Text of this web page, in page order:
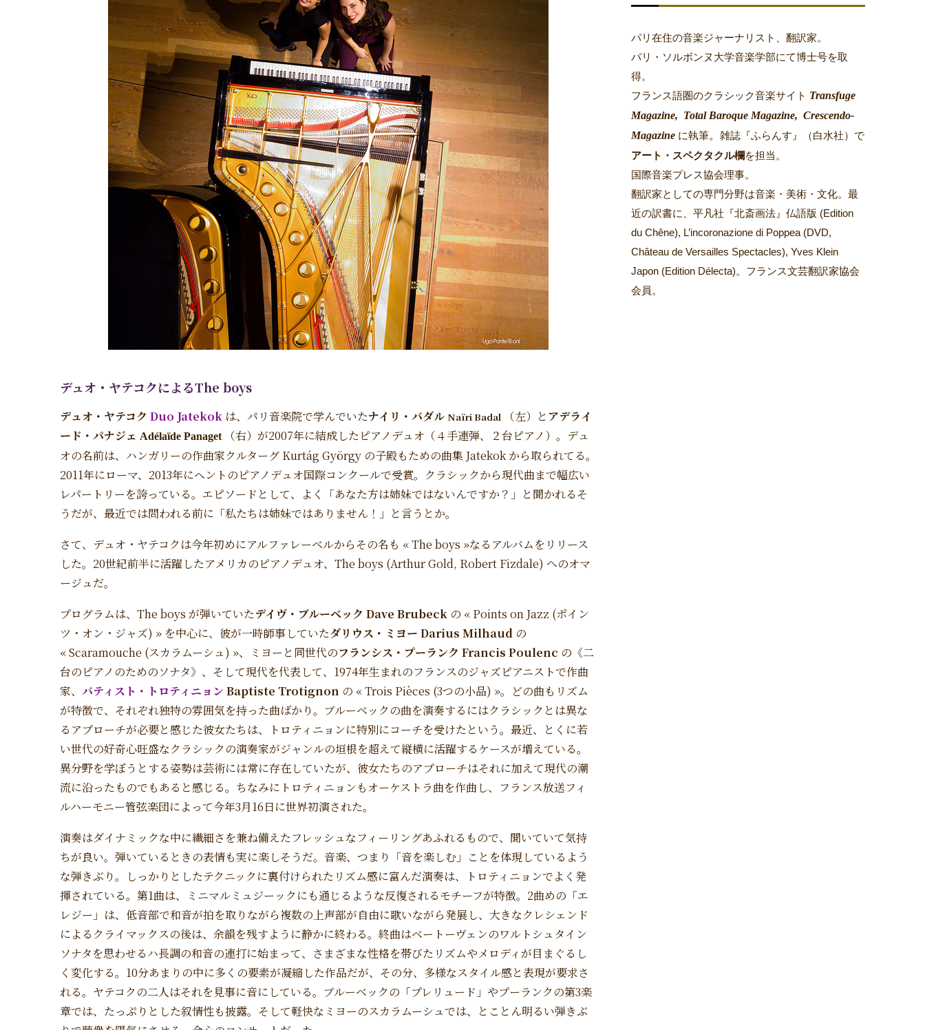
デュオ・ヤテコクによるThe boys
デュオ・ヤテコク Duo Jatekok は、パリ音楽院で学んでいたナイリ・バダル Naïri Badal （左）と アデライ
ード・パナジェ Adélaïde Panaget
（右）が2007年に結成したピアノデュオ（４手連弾、２台ピアノ）。デュ
オの名前は、ハンガリーの作曲家クルターグ Kurtág György の子殿もための曲集 Jatekok から取られてる。
2011年にローマ、2013年にヘントのピアノデュオ国際コンクールで受賞。クラシックから現代曲まで幅広い
レパートリーを誇っている。エピソードとして、よく「あなた方は姉妹ではないんですか？」と聞かれるそ
うだが、最近では問われる前に「私たちは姉妹ではありません！」と言うとか。
さて、デュオ・ヤテコクは今年初めにアルファレーベルからその名も « The boys »なるアルバムをリリース
した。20世紀前半に活躍したアメリカのピアノデュオ、The boys (Arthur Gold, Robert Fizdale) へのオマ
ージュだ。
プログラムは、The boys が弾いていたデイヴ・ブルーベック Dave Brubeck の « Points on Jazz (ポイン
ツ・オン・ジャズ) » を中心に、彼が一時師事していたダリウス・ミヨー Darius Milhaud の
« Scaramouche (スカラムーシュ) »、ミヨーと同世代のフランシス・プーランク Francis Poulenc の《二
台のピアノのためのソナタ》、そして現代を代表して、1974年生まれのフランスのジャズピアニストで作曲
家、 バティスト・トロティニョン Baptiste Trotignon の « Trois Pièces (3つの小品) »。どの曲もリズム
が特徴で、それぞれ独特の雰囲気を持った曲ばかり。ブルーベックの曲を演奏するにはクラシックとは異な
るアプローチが必要と感じた彼女たちは、トロティニョンに特別にコーチを受けたという。最近、とくに若
い世代の好奇心旺盛なクラシックの演奏家がジャンルの垣根を超えて縦横に活躍するケースが増えている。
異分野を学ぼうとする姿勢は芸術には常に存在していたが、彼女たちのアプローチはそれに加えて現代の潮
流に沿ったものでもあると感じる。ちなみにトロティニョンもオーケストラ曲を作曲し、フランス放送フィ
ルハーモニー管弦楽団によって今年3月16日に世界初演された。
演奏はダイナミックな中に繊細さを兼ね備えたフレッシュなフィーリングあふれるもので、聞いていて気持
ちが良い。弾いているときの表情も実に楽しそうだ。音楽、つまり「音を楽しむ」ことを体現しているよう
な弾きぶり。しっかりとしたテクニックに裏付けられたリズム感に富んだ演奏は、トロティニョンでよく発
揮されている。第1曲は、ミニマルミュジーックにも通じるような反復されるモチーフが特徴。2曲めの「エ
レジー」は、低音部で和音が拍を取りながら複数の上声部が自由に歌いながら発展し、大きなクレシェンド
によるクライマックスの後は、余韻を残すように静かに終わる。終曲はベートーヴェンのワルトシュタイン
ソナタを思わせるハ長調の和音の連打に始まって、さまざまな性格を帯びたリズムやメロディが目まぐるし
く変化する。10分あまりの中に多くの要素が凝縮した作品だが、その分、多様なスタイル感と表現が要求さ
れる。ヤテコクの二人はそれを見事に音にしている。ブルーベックの「プレリュード」やプーランクの第3楽
章では、たっぷりとした叙情性も披露。そして軽快なミヨーのスカラムーシュでは、とことん明るい弾きぶ
パリ在住の音楽ジャーナリスト、翻訳家。
パリ・ソルボンヌ大学音楽学部にて博士号を取
得。
フランス語圏のクラシック音楽サイト Transfuge
Magazine, Total Baroque Magazine, Crescendo-
Magazine に執筆。 雑誌『ふらんす』（白水社）で
アート・スペクタクル欄を担当。
国際音楽プレス協会理事。
翻訳家としての専門分野は音楽・美術・文化。最
近の訳書に、平凡社『北斎画法』仏語版 (Edition
du Chêne), L’incoronazione di Poppea (DVD,
Château de Versailles Spectacles), Yves Klein
Japon (Edition Délecta)。フランス文芸翻訳家協会
会員。